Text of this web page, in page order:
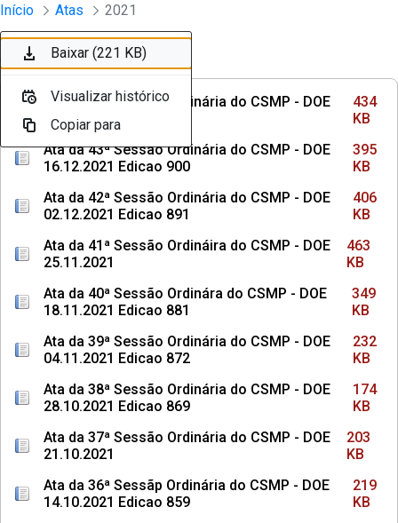
Pular para o Conteúdo principal
Sessões e Reuniões - Documentos
Início Atas 2021
Ordenar Filtro
Ata da 44ª Sessão Ordinária do CSMP - DOE
13.01.2022 Edicao 914
434
KB
Ata da 43ª Sessão Ordinária do CSMP - DOE
16.12.2021 Edicao 900
395
KB
Ata da 42ª Sessão Ordinária do CSMP - DOE
02.12.2021 Edicao 891
406
KB
Ata da 41ª Sessão Ordináira do CSMP - DOE
25.11.2021
463
KB
Ata da 40ª Sessão Ordinára do CSMP - DOE
18.11.2021 Edicao 881
349
KB
Ata da 39ª Sessão Ordinária do CSMP - DOE
04.11.2021 Edicao 872
232
KB
Ata da 38ª Sessão Ordinária do CSMP - DOE
28.10.2021 Edicao 869
174
KB
Ata da 37ª Sessão Ordinária do CSMP - DOE
21.10.2021
203
KB
Ata da 36ª Sessãp Ordinária do CSMP - DOE
14.10.2021 Edicao 859
219
KB
Baixar (434 KB)
Visualizar histórico
Copiar para
Baixar (395 KB)
Visualizar histórico
Copiar para
Baixar (406 KB)
Visualizar histórico
Copiar para
Baixar (463 KB)
Visualizar histórico
Copiar para
Baixar (349 KB)
Visualizar histórico
Copiar para
Baixar (232 KB)
Visualizar histórico
Copiar para
Baixar (174 KB)
Visualizar histórico
Copiar para
Baixar (203 KB)
Visualizar histórico
Copiar para
Baixar (219 KB)
Visualizar histórico
Copiar para
Baixar (221 KB)
Visualizar histórico
Copiar para